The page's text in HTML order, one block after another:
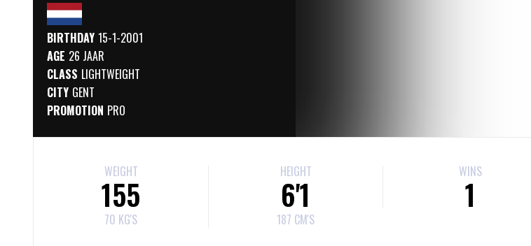
BIRTHDAY 15-1-2001
AGE 26 JAAR
CLASS LIGHTWEIGHT
CITY GENT
PROMOTION PRO
WEIGHT
155
70 KG'S
HEIGHT
6'1
187 CM'S
WINS
1